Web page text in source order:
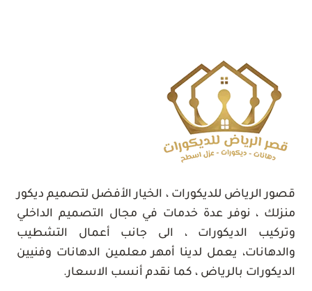
قصور الرياض للديكورات ، الخيار الأفضل لتصميم ديكور
منزلك ، نوفر عدة خدمات في مجال التصميم الداخلي
وتركيب الديكورات ، الى جانب أعمال التشطيب
والدهانات، يعمل لدينا أمهر معلمين الدهانات وفنيين
الديكورات بالرياض ، كما نقدم أنسب الاسعار.